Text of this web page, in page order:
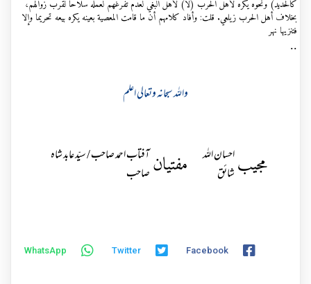
كالحديد) ونحوه يكره لأهل الحرب (لا) لأهل البغي لعدم تفرغهم لعمله سلاحا لقرب زوالهم،
بخلاف أهل الحرب زيلعي. قلت: وأفاد كلامهم أن ما قامت المعصية بعينه يكره بيعه تحريما وإلا
فتنزيها نهر
..
واللہ سبحانہ وتعالی اعلم
مجیباحسان اللہ
شائق
مفتیانآفتاب احمد صاحب / سیّد عابد شاہ
صاحب
Facebook
Twitter
WhatsApp